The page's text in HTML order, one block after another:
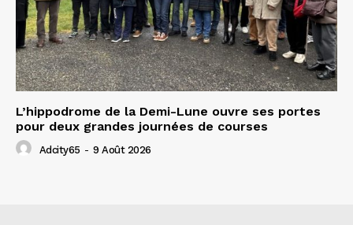
L’hippodrome de la Demi-Lune ouvre ses portes
pour deux grandes journées de courses
Adcity65 - 9 Août 2026